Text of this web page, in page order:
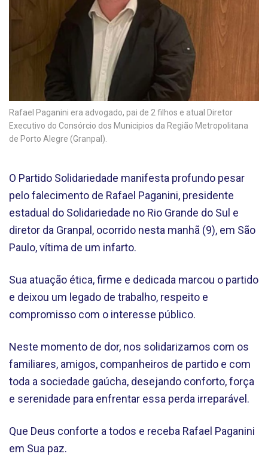
Rafael Paganini era advogado, pai de 2 filhos e atual Diretor
Executivo do Consórcio dos Municipios da Região Metropolitana
de Porto Alegre (Granpal).
O Partido Solidariedade manifesta profundo pesar
pelo falecimento de Rafael Paganini, presidente
estadual do Solidariedade no Rio Grande do Sul e
diretor da Granpal, ocorrido nesta manhã (9), em São
Paulo, vítima de um infarto.
Sua atuação ética, firme e dedicada marcou o partido
e deixou um legado de trabalho, respeito e
compromisso com o interesse público.
Neste momento de dor, nos solidarizamos com os
familiares, amigos, companheiros de partido e com
toda a sociedade gaúcha, desejando conforto, força
e serenidade para enfrentar essa perda irreparável.
Que Deus conforte a todos e receba Rafael Paganini
em Sua paz.